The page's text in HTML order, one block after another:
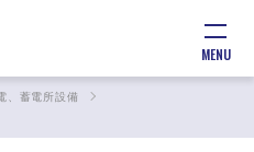
MENU
、蓄電所設備